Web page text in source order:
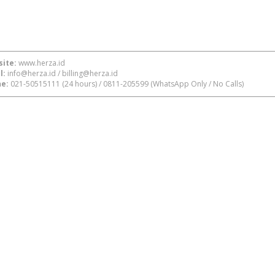
www.herza.id
info@herza.id / billing@herza.id
021-50515111 (24 hours) / 0811-205599 (WhatsApp Only / No Calls)